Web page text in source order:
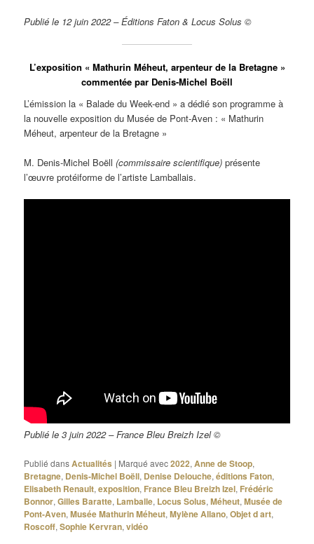
Publié le 12 juin 2022 – Éditions Faton & Locus Solus ©
L’exposition « Mathurin Méheut, arpenteur de la Bretagne »
commentée par Denis-Michel Boëll
L’émission la « Balade du Week-end » a dédié son programme à
la nouvelle exposition du Musée de Pont-Aven : « Mathurin
Méheut, arpenteur de la Bretagne »
M. Denis-Michel Boëll(commissaire scientifique) présente
l’œuvre protéiforme de l’artiste Lamballais.
Publié le 3 juin 2022 – France Bleu Breizh Izel ©
Publié dansActualités | Marqué avec2022,Anne de Stoop,
Bretagne, Denis-Michel Boëll, Denise Delouche,éditions Faton,
Elisabeth Renault,exposition, France Bleu Breizh Izel, Frédéric
Bonnor,Gilles Baratte, Lamballe, Locus Solus,Méheut,Musée de
Pont-Aven,Musée Mathurin Méheut,Mylène Allano,Objet d art,
Roscoff,Sophie Kervran,vidéo